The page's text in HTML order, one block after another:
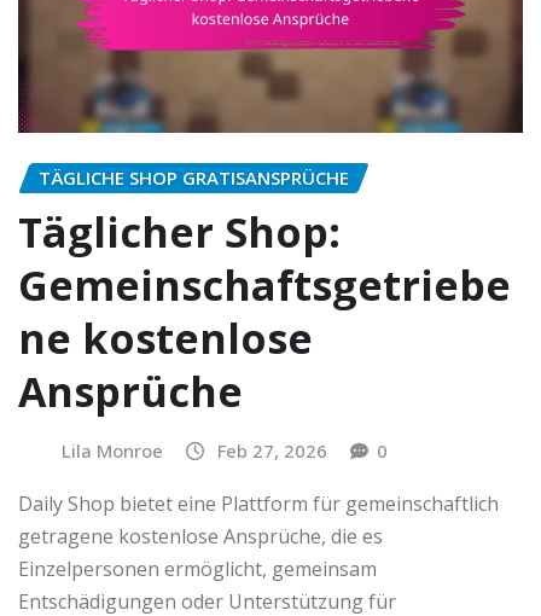
TÄGLICHE SHOP GRATISANSPRÜCHE
Täglicher Shop:
Gemeinschaftsgetriebe
ne kostenlose
Ansprüche
Lila Monroe Feb 27, 2026 0
Daily Shop bietet eine Plattform für gemeinschaftlich
getragene kostenlose Ansprüche, die es
Einzelpersonen ermöglicht, gemeinsam
Entschädigungen oder Unterstützung für